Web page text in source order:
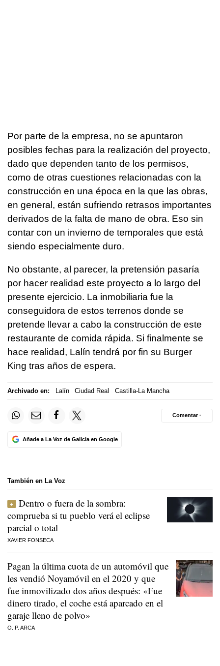
Por parte de la empresa, no se apuntaron
posibles fechas para la realización del proyecto,
dado que dependen tanto de los permisos,
como de otras cuestiones relacionadas con la
construcción en una época en la que las obras,
en general, están sufriendo retrasos importantes
derivados de la falta de mano de obra. Eso sin
contar con un invierno de temporales que está
siendo especialmente duro.
No obstante, al parecer, la pretensión pasaría
por hacer realidad este proyecto a lo largo del
presente ejercicio. La inmobiliaria fue la
conseguidora de estos terrenos donde se
pretende llevar a cabo la construcción de este
restaurante de comida rápida. Si finalmente se
hace realidad, Lalín tendrá por fin su Burger
King tras años de espera.
Archivado en: Lalín Ciudad Real Castilla-La Mancha
Añade a La Voz de Galicia en Google
Comentar ·
También en La Voz
Dentro o fuera de la sombra:
comprueba si tu pueblo verá el eclipse
parcial o total
XAVIER FONSECA
Pagan la última cuota de un automóvil que
les vendió Noyamóvil en el 2020 y que
fue inmovilizado dos años después: «Fue
dinero tirado, el coche está aparcado en el
garaje lleno de polvo»
O. P. ARCA